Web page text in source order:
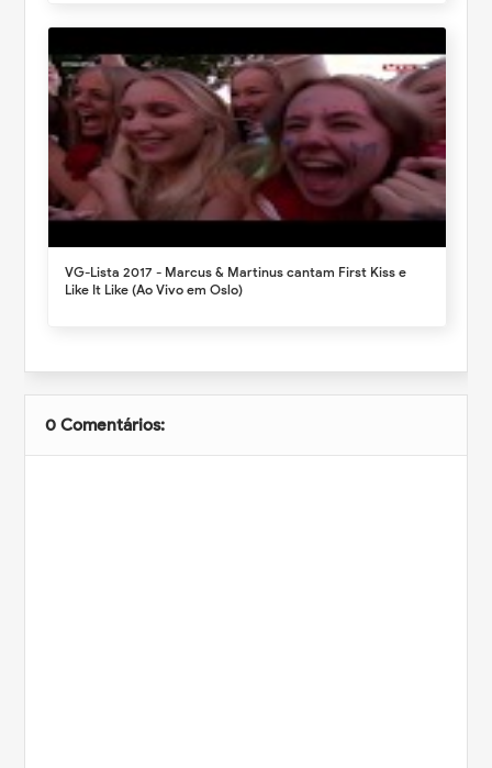
VG-Lista 2017 - Marcus & Martinus cantam First Kiss e
Like It Like (Ao Vivo em Oslo)
0 Comentários: